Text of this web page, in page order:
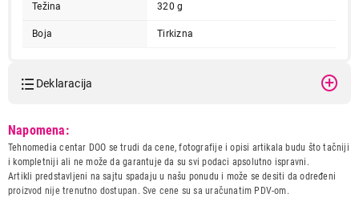
Težina 320 g
Boja Tirkizna
Deklaracija
tockicima
Naziv i vrsta robe:
KOFER
Uvoznik:
Precision DOO
Napomena:
Tehnomedia centar DOO se trudi da cene, fotografije i opisi artikala budu što tačniji
i kompletniji ali ne može da garantuje da su svi podaci apsolutno ispravni.
Artikli predstavljeni na sajtu spadaju u našu ponudu i može se desiti da određeni
proizvod nije trenutno dostupan. Sve cene su sa uračunatim PDV-om.
2.999,00
KOFERI
DISNEY MICKEY FUN WITH FRIENDS ranac